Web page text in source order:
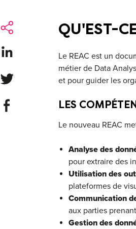
Share on LinkedIn
Share on Twitter
Share on Facebook
QU'EST-
Le REAC est un
métier de Data
et pour guider les
LES
Le nouveau REAC
Analyse des
pour extraire des
Utilisation des
plateformes de
Communication
aux parties
Gestion des